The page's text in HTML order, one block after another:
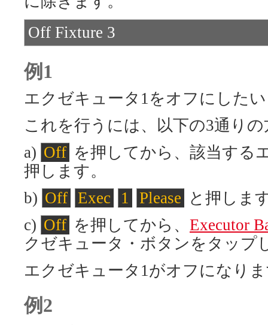
Off Fixture 3
例1
エクゼキュータ1をオフにした
これを行うには、以下の3通り
a) Off を押してから、該当する
押します。
b) Off Exec 1 Please と押しま
c) Off を押してから、 Executor
クゼキュータ・ボタンをタップ
エクゼキュータ1がオフになり
例2